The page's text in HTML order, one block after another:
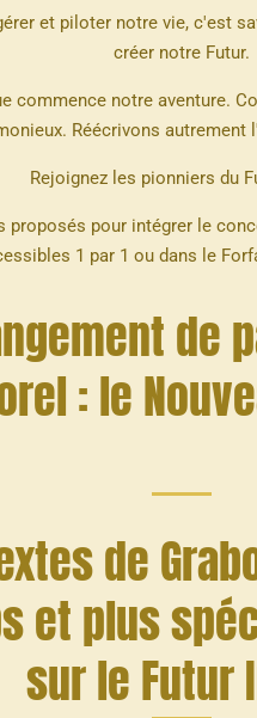
et piloter notre vie, c'est
créer notre Futur.
commence notre aventure.
Réécrivons
Rejoignez les pionniers du
proposés pour intégrer le
1 par 1 ou dans le
de
: le
de
et plus
sur le Futur